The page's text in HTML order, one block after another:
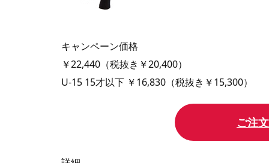
キャンペーン価格
￥22,440（税抜き￥20,400）
U-15 15才以下 ￥16,830（税抜き￥15,300）
ご注